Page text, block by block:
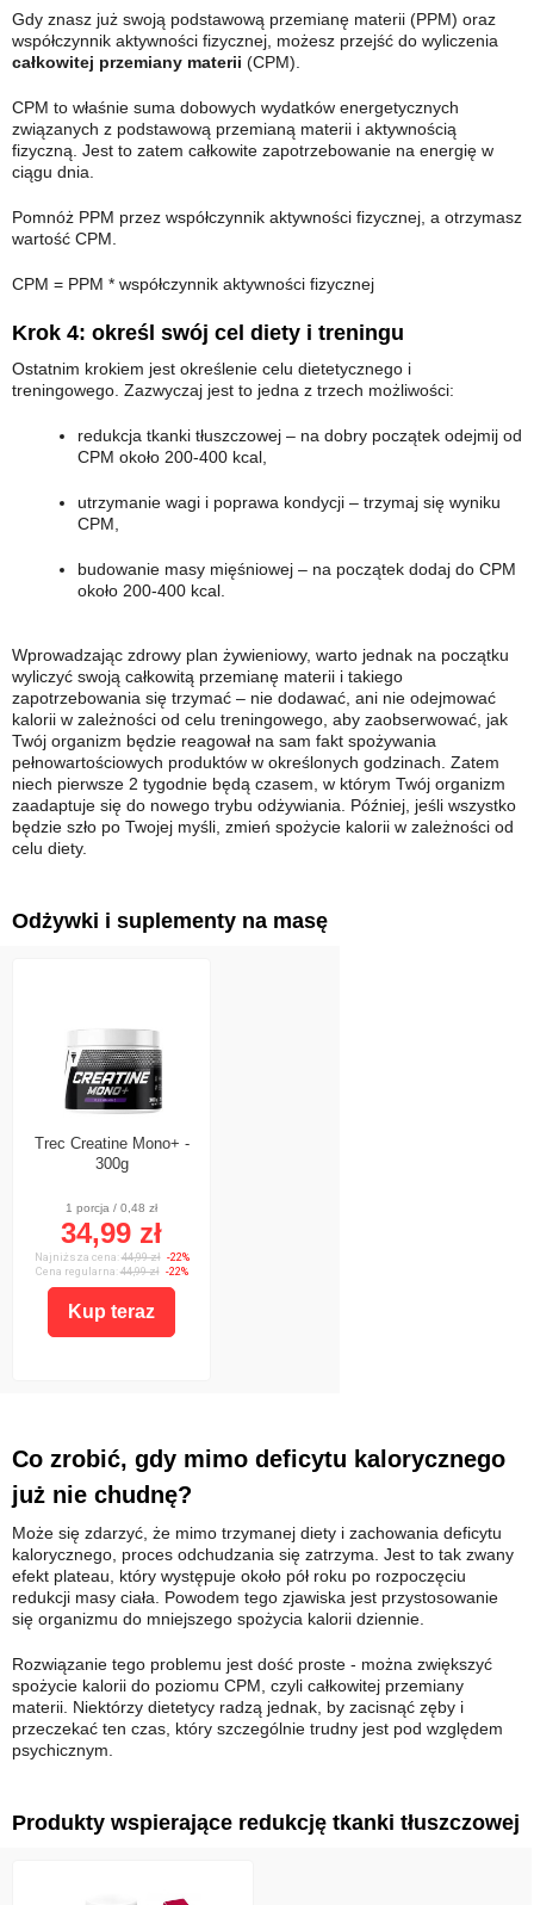
Gdy znasz już swoją podstawową przemianę materii (PPM) oraz
współczynnik aktywności fizycznej, możesz przejść do wyliczenia
całkowitej przemiany materii (CPM).
CPM to właśnie suma dobowych wydatków energetycznych
związanych z podstawową przemianą materii i aktywnością
fizyczną. Jest to zatem całkowite zapotrzebowanie na energię w
ciągu dnia.
Pomnóż PPM przez współczynnik aktywności fizycznej, a otrzymasz
wartość CPM.
CPM = PPM * współczynnik aktywności fizycznej
Krok 4: określ swój cel diety i treningu
Ostatnim krokiem jest określenie celu dietetycznego i
treningowego. Zazwyczaj jest to jedna z trzech możliwości:
redukcja tkanki tłuszczowej – na dobry początek odejmij od
CPM około 200-400 kcal,
utrzymanie wagi i poprawa kondycji – trzymaj się wyniku
CPM,
budowanie masy mięśniowej – na początek dodaj do CPM
około 200-400 kcal.
Wprowadzając zdrowy plan żywieniowy, warto jednak na początku
wyliczyć swoją całkowitą przemianę materii i takiego
zapotrzebowania się trzymać – nie dodawać, ani nie odejmować
kalorii w zależności od celu treningowego, aby zaobserwować, jak
Twój organizm będzie reagował na sam fakt spożywania
pełnowartościowych produktów w określonych godzinach. Zatem
niech pierwsze 2 tygodnie będą czasem, w którym Twój organizm
zaadaptuje się do nowego trybu odżywiania. Później, jeśli wszystko
będzie szło po Twojej myśli, zmień spożycie kalorii w zależności od
celu diety.
Odżywki i suplementy na masę
Trec Creatine Mono+ -
300g
1 porcja / 0,48 zł
34,99 zł
Najniższa cena:44,99 zł -22%
Cena regularna:44,99 zł -22%
Kup teraz
Co zrobić, gdy mimo deficytu kalorycznego
już nie chudnę?
Może się zdarzyć, że mimo trzymanej diety i zachowania deficytu
kalorycznego, proces odchudzania się zatrzyma. Jest to tak zwany
efekt plateau, który występuje około pół roku po rozpoczęciu
redukcji masy ciała. Powodem tego zjawiska jest przystosowanie
się organizmu do mniejszego spożycia kalorii dziennie.
Rozwiązanie tego problemu jest dość proste - można zwiększyć
spożycie kalorii do poziomu CPM, czyli całkowitej przemiany
materii. Niektórzy dietetycy radzą jednak, by zacisnąć zęby i
przeczekać ten czas, który szczególnie trudny jest pod względem
psychicznym.
Produkty wspierające redukcję tkanki tłuszczowej